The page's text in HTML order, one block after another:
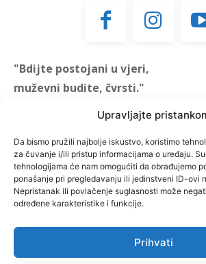
Upravljajte
Da bismo pružili najbolje iskustvo, koristimo
za čuvanje i/ili pristup informacijama o uređaju.
tehnologijama će nam omogućiti da obrađujemo
ponašanje pri pregledavanju ili jedinstveni ID-ovi
Nepristanak ili povlačenje suglasnosti može
određene karakteristike i funkcije.
Prihvati
"Bdijte postojani u vjeri,
muževni budite, čvrsti."
"Muževni budite" prvi je
hrvatski portal za katoličke
muškarce koji pokušava
reafirmirati u današnje
vrijeme itekako narušen
biblijski koncept muževnosti,
koji pokušavamo osvijetliti iz
više aspekata, prigodnih